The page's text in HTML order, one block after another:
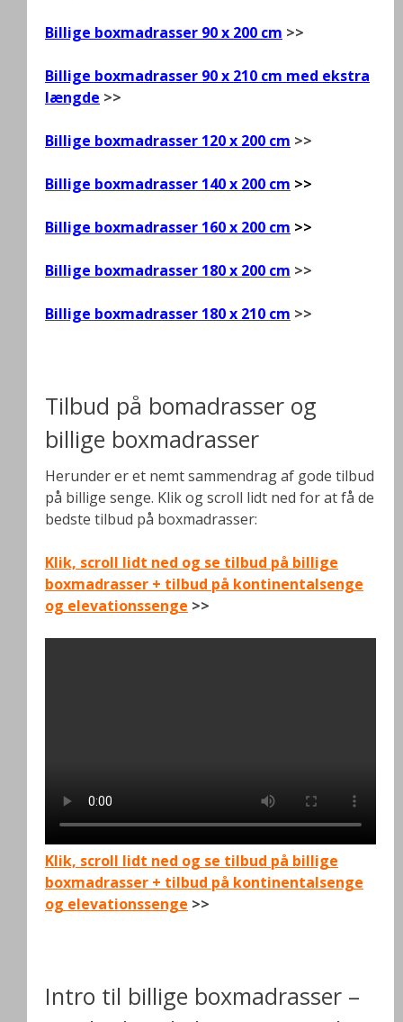
Billige boxmadrasser 90 x 200 cm >>
Billige boxmadrasser 90 x 210 cm med ekstra
længde >>
Billige boxmadrasser 120 x 200 cm >>
Billige boxmadrasser 140 x 200 cm >>
Billige boxmadrasser 160 x 200 cm >>
Billige boxmadrasser 180 x 200 cm >>
Billige boxmadrasser 180 x 210 cm >>
Tilbud på bomadrasser og
billige boxmadrasser
Herunder er et nemt sammendrag af gode tilbud
på billige senge. Klik og scroll lidt ned for at få de
bedste tilbud på boxmadrasser:
Klik, scroll lidt ned og se tilbud på billige
boxmadrasser + tilbud på kontinentalsenge
og elevationssenge >>
Klik, scroll lidt ned og se tilbud på billige
boxmadrasser + tilbud på kontinentalsenge
og elevationssenge >>
Intro til billige boxmadrasser –